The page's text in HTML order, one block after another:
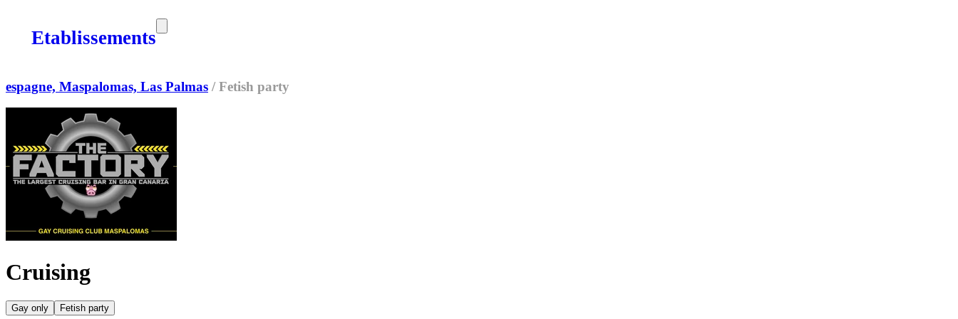
Etablissements
espagne, Maspalomas, Las Palmas / Fetish party
Cruising
Gay only Fetish party